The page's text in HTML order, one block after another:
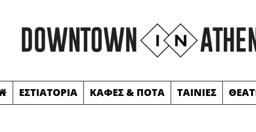
ΕΣΤΙΑΤΟΡΙΑ ΚΑΦΕΣ & ΠΟΤΑ ΤΑΙΝΙΕΣ